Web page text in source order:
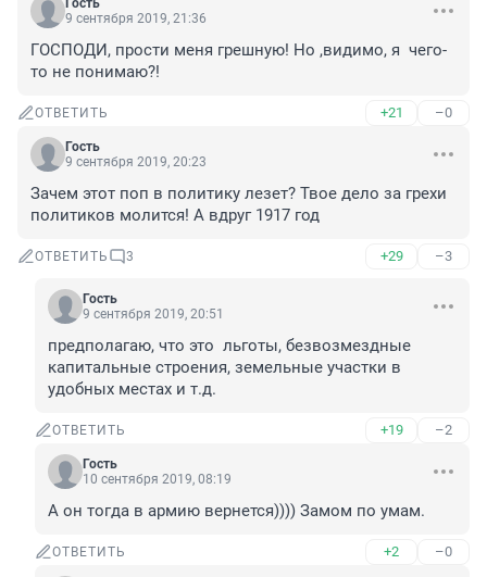
Гость
9 сентября 2019, 21:36
ГОСПОДИ, прости меня грешную! Но ,видимо, я  чего-
то не понимаю?!
ОТВЕТИТЬ +21 –0
Гость
9 сентября 2019, 20:23
Зачем этот поп в политику лезет? Твое дело за грехи
политиков молится! А вдруг 1917 год
ОТВЕТИТЬ 3 +29 –3
Гость
9 сентября 2019, 20:51
предполагаю, что это  льготы, безвозмездные
капитальные строения, земельные участки в
удобных местах и т.д.
ОТВЕТИТЬ +19 –2
Гость
10 сентября 2019, 08:19
А он тогда в армию вернется)))) Замом по умам.
ОТВЕТИТЬ +2 –0